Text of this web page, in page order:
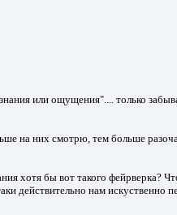
или ощущения".... только
на них смотрю, тем больше
хотя бы вот такого фейрверка?
действительно нам искуственно